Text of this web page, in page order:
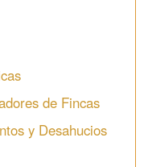
de Fincas
y Desahucios